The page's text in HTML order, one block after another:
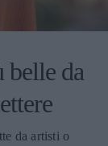
belle da
da artisti o